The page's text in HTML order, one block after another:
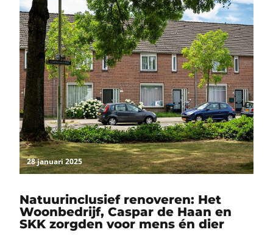
28 januari 2025
Natuurinclusief renoveren: Het
Woonbedrijf, Caspar de Haan en
SKK zorgden voor mens én dier